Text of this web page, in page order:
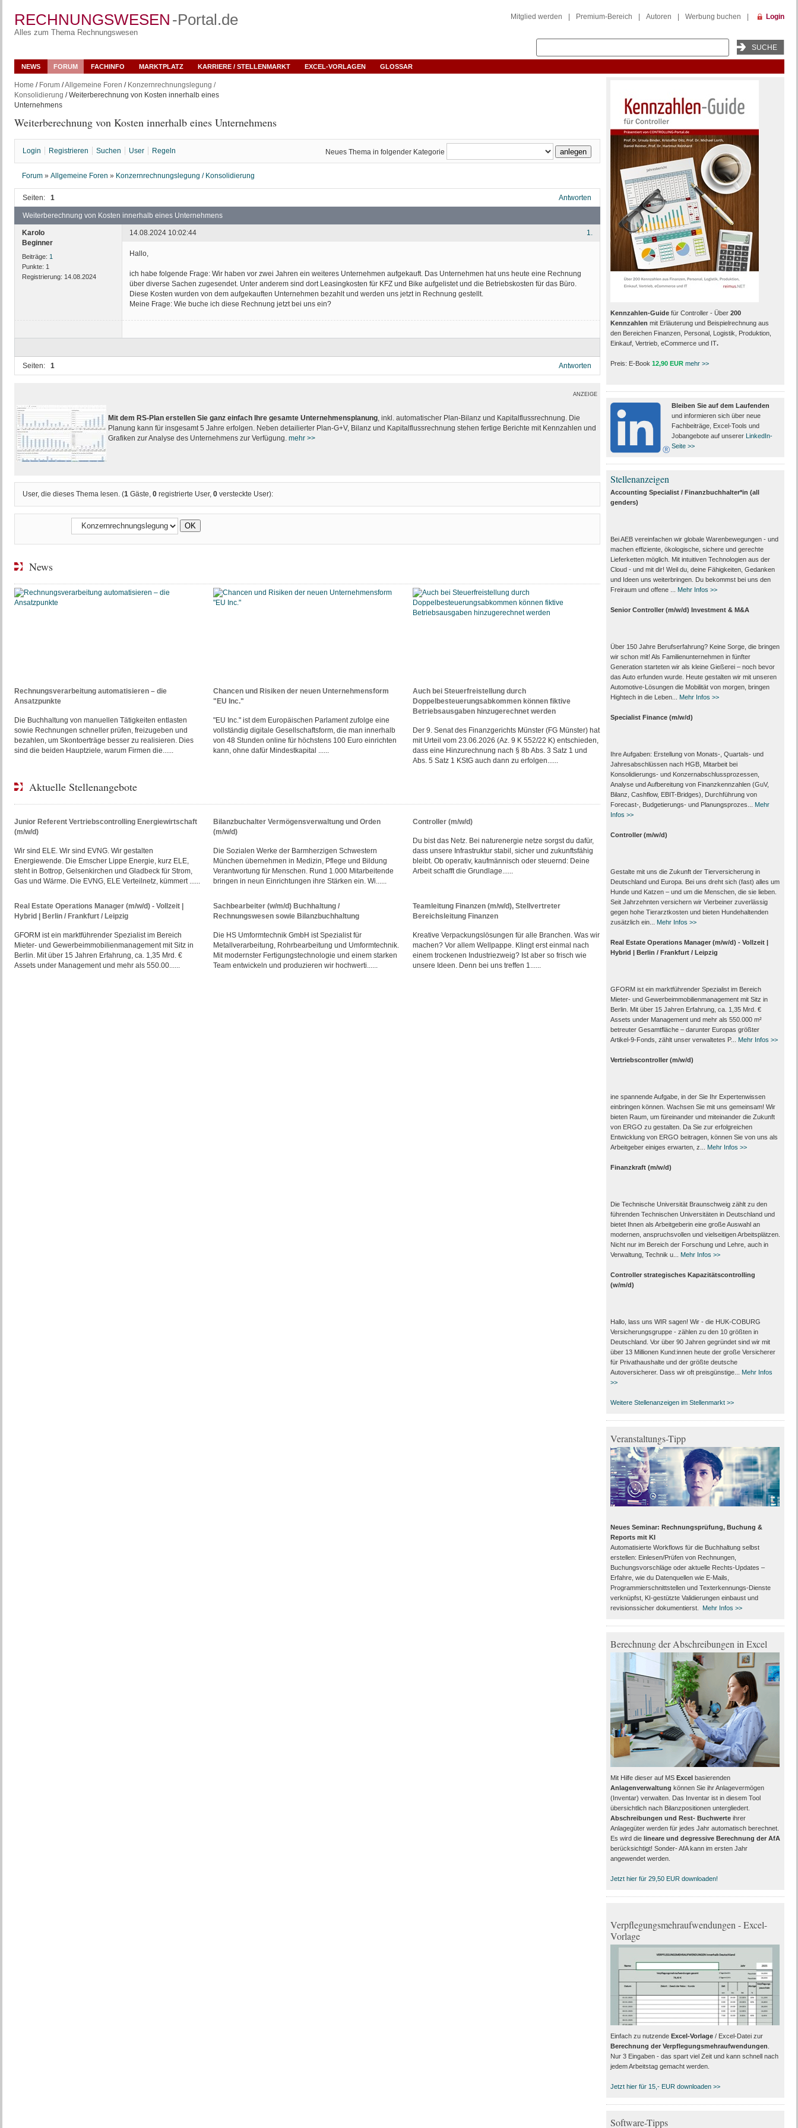
RECHNUNGSWESEN -Portal.de
Alles zum Thema Rechnungswesen
Mitglied werden Premium-Bereich Autoren Werbung buchen Login
NEWS FORUM FACHINFO MARKTPLATZ KARRIERE / STELLENMARKT EXCEL-VORLAGEN GLOSSAR
Home / Forum/Allgemeine Foren / Konzernrechnungslegung /
Konsolidierung / Weiterberechnung von Kosten innerhalb eines
Unternehmens
Weiterberechnung von Kosten innerhalb eines Unternehmens
Login Registrieren Suchen User Regeln Neues Thema in folgender Kategorie
Forum » Allgemeine Foren » Konzernrechnungslegung / Konsolidierung
Seiten: 1 Antworten
Weiterberechnung von Kosten innerhalb eines Unternehmens
KaroIo
Beginner
Beiträge: 1
Punkte: 1
Registrierung: 14.08.2024
1.
14.08.2024 10:02:44
Hallo,
ich habe folgende Frage: Wir haben vor zwei Jahren ein weiteres Unternehmen aufgekauft. Das Unternehmen hat uns heute eine Rechnung
über diverse Sachen zugesendet. Unter anderem sind dort Leasingkosten für KFZ und Bike aufgelistet und die Betriebskosten für das Büro.
Diese Kosten wurden von dem aufgekauften Unternehmen bezahlt und werden uns jetzt in Rechnung gestellt.
Meine Frage: Wie buche ich diese Rechnung jetzt bei uns ein?
Seiten: 1 Antworten
ANZEIGE
Mit dem RS-Plan erstellen Sie ganz einfach Ihre gesamte Unternehmensplanung, inkl. automatischer Plan-Bilanz und Kapitalflussrechnung. Die
Planung kann für insgesamt 5 Jahre erfolgen. Neben detailierter Plan-G+V, Bilanz und Kapitalflussrechnung stehen fertige Berichte mit Kennzahlen und
Grafiken zur Analyse des Unternehmens zur Verfügung. mehr >>
User, die dieses Thema lesen. (1 Gäste, 0registrierte User, 0versteckte User):
News
Rechnungsverarbeitung automatisieren – die
Ansatzpunkte
Die Buchhaltung von manuellen Tätigkeiten entlasten
sowie Rechnungen schneller prüfen, freizugeben und
bezahlen, um Skontoerträge besser zu realisieren. Dies
sind die beiden Hauptziele, warum Firmen die......
Chancen und Risiken der neuen Unternehmensform
"EU Inc."
"EU Inc." ist dem Europäischen Parlament zufolge eine
vollständig digitale Gesellschaftsform, die man innerhalb
von 48 Stunden online für höchstens 100 Euro einrichten
kann, ohne dafür Mindestkapital ......
Auch bei Steuerfreistellung durch
Doppelbesteuerungsabkommen können fiktive
Betriebsausgaben hinzugerechnet werden
Der 9. Senat des Finanzgerichts Münster (FG Münster) hat
mit Urteil vom 23.06.2026 (Az. 9 K 552/22 K) entschieden,
dass eine Hinzurechnung nach § 8b Abs. 3 Satz 1 und
Abs. 5 Satz 1 KStG auch dann zu erfolgen......
Aktuelle Stellenangebote
Junior Referent Vertriebscontrolling Energiewirtschaft
(m/w/d)
Wir sind ELE. Wir sind EVNG. Wir gestalten
Energiewende. Die Emscher Lippe Energie, kurz ELE,
steht in Bottrop, Gelsenkirchen und Gladbeck für Strom,
Gas und Wärme. Die EVNG, ELE Verteilnetz, kümmert ......
Bilanzbuchalter Vermögensverwaltung und Orden
(m/w/d)
Die Sozialen Werke der Barmherzigen Schwestern
München übernehmen in Medizin, Pflege und Bildung
Verantwortung für Menschen. Rund 1.000 Mitarbeitende
bringen in neun Einrichtungen ihre Stärken ein. Wi......
Controller (m/w/d)
Du bist das Netz. Bei naturenergie netze sorgst du dafür,
dass unsere Infrastruktur stabil, sicher und zukunftsfähig
bleibt. Ob operativ, kaufmännisch oder steuernd: Deine
Arbeit schafft die Grundlage......
Real Estate Operations Manager (m/w/d) - Vollzeit |
Hybrid | Berlin / Frankfurt / Leipzig
GFORM ist ein marktführender Spezialist im Bereich
Mieter- und Gewerbeimmobilienmanagement mit Sitz in
Berlin. Mit über 15 Jahren Erfahrung, ca. 1,35 Mrd. €
Assets under Management und mehr als 550.00......
Sachbearbeiter (w/m/d) Buchhaltung /
Rechnungswesen sowie Bilanzbuchhaltung
Die HS Umformtechnik GmbH ist Spezialist für
Metallverarbeitung, Rohrbearbeitung und Umformtechnik.
Mit modernster Fertigungstechnologie und einem starken
Team entwickeln und produzieren wir hochwerti......
Teamleitung Finanzen (m/w/d), Stellvertreter
Bereichsleitung Finanzen
Kreative Verpackungslösungen für alle Branchen. Was wir
machen? Vor allem Wellpappe. Klingt erst einmal nach
einem trockenen Industriezweig? Ist aber so frisch wie
unsere Ideen. Denn bei uns treffen 1......
Kennzahlen-Guidefür Controller - Über 200
Kennzahlen mit Erläuterung und Beispielrechnung aus
den Bereichen Finanzen, Personal, Logistik, Produktion,
Einkauf, Vertrieb, eCommerce und IT.
Preis: E-Book 12,90 EUR mehr >>
Bleiben Sie auf dem Laufenden
und informieren sich über neue
Fachbeiträge, Excel-Tools und
Jobangebote auf unserer LinkedIn-
Seite >>
Stellenanzeigen
Accounting Specialist / Finanzbuchhalter*in (all
genders)
Bei AEB vereinfachen wir globale Warenbewegungen - und
machen effiziente, ökologische, sichere und gerechte
Lieferketten möglich. Mit intuitiven Technologien aus der
Cloud - und mit dir! Weil du, deine Fähigkeiten, Gedanken
und Ideen uns weiterbringen. Du bekommst bei uns den
Freiraum und offene ...
Mehr Infos >>
Senior Controller (m/w/d) Investment & M&A
Über 150 Jahre Berufserfahrung? Keine Sorge, die bringen
wir schon mit! Als Familienunternehmen in fünfter
Generation starteten wir als kleine Gießerei – noch bevor
das Auto erfunden wurde. Heute gestalten wir mit unseren
Automotive-Lösungen die Mobilität von morgen, bringen
Hightech in die Leben...
Mehr Infos >>
Specialist Finance (m/w/d)
Ihre Aufgaben: Erstellung von Monats‑, Quartals‑ und
Jahresabschlüssen nach HGB, Mitarbeit bei
Konsolidierungs‑ und Konzernabschlussprozessen,
Analyse und Aufbereitung von Finanzkennzahlen (GuV,
Bilanz, Cashflow, EBIT-Bridges), Durchführung von
Forecast‑, Budgetierungs‑ und Planungsprozes...
Mehr
Infos >>
Controller (m/w/d)
Gestalte mit uns die Zukunft der Tierversicherung in
Deutschland und Europa. Bei uns dreht sich (fast) alles um
Hunde und Katzen – und um die Menschen, die sie lieben.
Seit Jahrzehnten versichern wir Vierbeiner zuverlässig
gegen hohe Tierarztkosten und bieten Hundehaltenden
zusätzlich ein...
Mehr Infos >>
Real Estate Operations Manager (m/w/d) - Vollzeit |
Hybrid | Berlin / Frankfurt / Leipzig
GFORM ist ein marktführender Spezialist im Bereich
Mieter- und Gewerbeimmobilienmanagement mit Sitz in
Berlin. Mit über 15 Jahren Erfahrung, ca. 1,35 Mrd. €
Assets under Management und mehr als 550.000 m²
betreuter Gesamtfläche – darunter Europas größter
Artikel-9-Fonds, zählt unser verwaltetes P...
Mehr Infos >>
Vertriebscontroller (m/w/d)
ine spannende Aufgabe, in der Sie Ihr Expertenwissen
einbringen können. Wachsen Sie mit uns gemeinsam! Wir
bieten Raum, um füreinander und miteinander die Zukunft
von ERGO zu gestalten. Da Sie zur erfolgreichen
Entwicklung von ERGO beitragen, können Sie von uns als
Arbeitgeber einiges erwarten, z...
Mehr Infos >>
Finanzkraft (m/w/d)
Die Technische Universität Braunschweig zählt zu den
führenden Technischen Universitäten in Deutschland und
bietet Ihnen als Arbeit­geberin eine große Auswahl an
modernen, anspruchsvollen und vielseitigen Arbeits­plätzen.
Nicht nur im Bereich der Forschung und Lehre, auch in
Verwaltung, Technik u...
Mehr Infos >>
Controller strategisches Kapazitätscontrolling
(w/m/d)
Hallo, lass uns WIR sagen! Wir - die HUK-COBURG
Versicherungsgruppe - zählen zu den 10 größten in
Deutschland. Vor über 90 Jahren gegründet sind wir mit
über 13 Millionen Kund:innen heute der große Versicherer
für Privathaushalte und der größte deutsche
Autoversicherer. Dass wir oft preisgünstige...
Mehr Infos
>>
Weitere Stellenanzeigen im Stellenmarkt >>
Veranstaltungs-Tipp
Neues Seminar: Rechnungsprüfung, Buchung &
Reports mit KI
Automatisierte Workflows für die Buchhaltung selbst
erstellen: Einlesen/Prüfen von Rechnungen,
Buchungsvorschläge oder aktuelle Rechts-Updates –
Erfahre, wie du Datenquellen wie E-Mails,
Programmierschnittstellen und Texterkennungs-Dienste
verknüpfst, KI-gestützte Validierungen einbaust und
revisionssicher dokumentierst.
Mehr Infos >>
Berechnung der Abschreibungen in Excel
Mit Hilfe dieser auf MS Excelbasierenden
Anlagenverwaltung können Sie ihr Anlagevermögen
(Inventar) verwalten. Das Inventar ist in diesem Tool
übersichtlich nach Bilanzpositionen untergliedert.
Abschreibungen und Rest- Buchwerteihrer
Anlagegüter werden für jedes Jahr automatisch berechnet.
Es wird die lineare und degressive Berechnung der AfA
berücksichtigt! Sonder- AfA kann im ersten Jahr
angewendet werden.
Jetzt hier für 29,50 EUR downloaden!
Verpflegungsmehraufwendungen - Excel-
Vorlage
Einfach zu nutzende Excel-Vorlage/ Excel-Datei zur
Berechnung der Verpflegungsmehraufwendungen
Nur 3 Eingaben - das spart viel Zeit und kann schnell nach
jedem Arbeitstag gemacht werden.
Jetzt hier für 15,- EUR downloaden >>
Software-Tipps